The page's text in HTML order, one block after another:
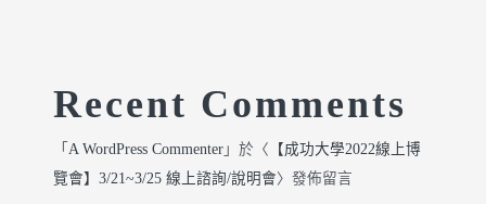
Recent Comments
「 A WordPress Commenter」於〈 【成功大學2022線上博
覽會】3/21~3/25 線上諮詢/說明會〉發佈留言